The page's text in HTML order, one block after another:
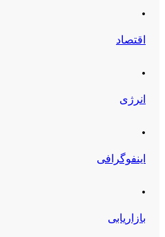
.
اقتصاد
.
انرژی
.
اینفوگرافی
.
بازاریابی